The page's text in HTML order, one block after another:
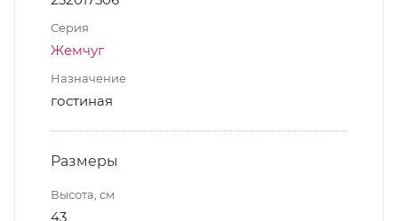
Серия
Жемчуг
Назначение
гостиная
Размеры
Высота, см
43